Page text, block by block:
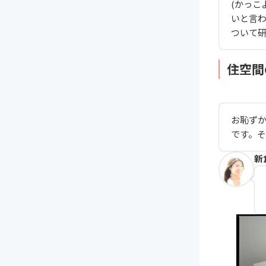
(かっこ
いと言
ついて
住空
お恥ず
です。
新